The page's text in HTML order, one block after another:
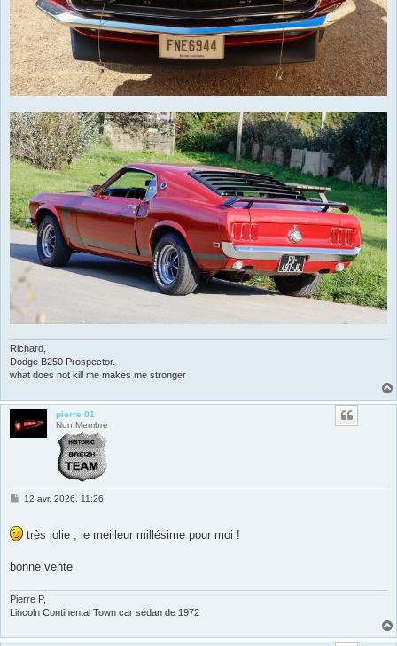
Richard,
Dodge B250 Prospector.
what does not kill me makes me stronger
pierre 01
Non Membre
M
s
a
12 avr. 2026, 11:26
très jolie , le meilleur millésime pour moi !
bonne vente
Pierre P,
Lincoln Continental Town car sédan de 1972